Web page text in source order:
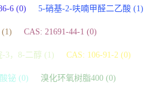
6 (0) 5-硝基-2-呋喃甲醛二乙酸 (1)
CAS: 21691-44-1 (0)
-3，8-二醇 (1) CAS: 106-91-2 (0)
铋 (0) 溴化环氧树脂400 (0)